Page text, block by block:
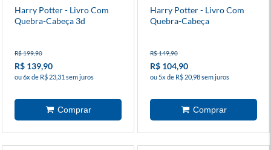
Harry Potter - Livro Com
Quebra-Cabeça 3d
R$ 199,90
R$ 139,90
ou 6x de R$ 23,31 sem juros
Harry Potter - Livro Com
Quebra-Cabeça
R$ 149,90
R$ 104,90
ou 5x de R$ 20,98 sem juros